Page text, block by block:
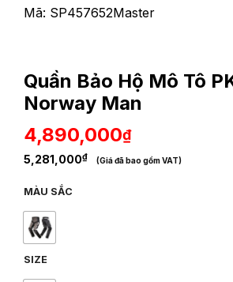
Mã: SP457652Master
Quần Bảo Hộ Mô Tô
Norway Man
4,890,000₫
5,281,000₫ (Giá đã bao gồm VAT)
MÀU SẮC
SIZE